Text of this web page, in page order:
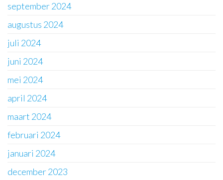
september 2024
augustus 2024
juli 2024
juni 2024
mei 2024
april 2024
maart 2024
februari 2024
januari 2024
december 2023